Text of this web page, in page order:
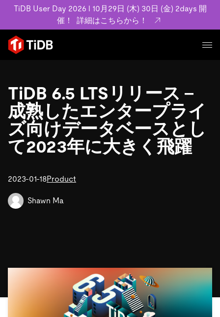
TiDB User Day 2026 l 10月29日 (木) 30日 (金) 2days 開
催！
詳細はこちらから！
プロダクト
MySQL互換の分散データベースで高可用性と水平スケー
ラビリティを備え大規模データをリアルタイムで処理でき
ます。
詳細はこちら
TiDB Cloud
料金
ユースケース
事例記事
お客様事例やユーザーによる検証結果の記事などを紹介し
ています。
SaaS
MySQLワークロードの近代化
Build GenAI Applications
リソース
学習コンテンツ
アーカイブ動画
PingCAP University
認定資格試験
基本規約、TiDBクラウドサービス契約、SLA、利用規約、
ドキュメント
TiDB 6.5 LTSリリース –
成熟したエンタープライ
ズ向けデータベースとし
て2023年に大きく飛躍
2023-01-18Product
Shawn Ma